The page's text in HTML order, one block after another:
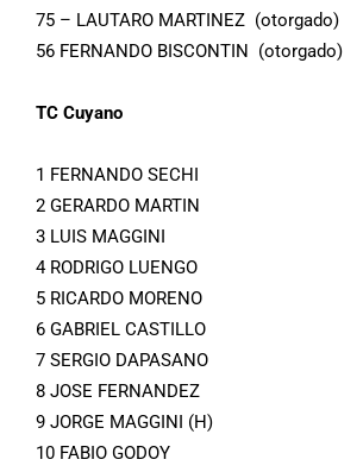
75 – LAUTARO MARTINEZ (otorgado)
56 FERNANDO BISCONTIN (otorgado)
TC Cuyano
1 FERNANDO SECHI
2 GERARDO MARTIN
3 LUIS MAGGINI
4 RODRIGO LUENGO
5 RICARDO MORENO
6 GABRIEL CASTILLO
7 SERGIO DAPASANO
8 JOSE FERNANDEZ
9 JORGE MAGGINI (H)
10 FABIO GODOY